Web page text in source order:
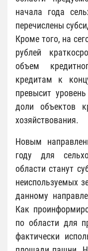
начала года
перечислены
Кроме того, на
рублей
объем
кредитам к
превысит
доли объектов
хозяйствования.
Новым
году для
области станут
неиспользуемых
данному
Как
по области для
фактически